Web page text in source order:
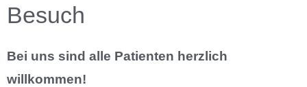
Besuch
Bei uns sind alle Patienten herzlich
willkommen!